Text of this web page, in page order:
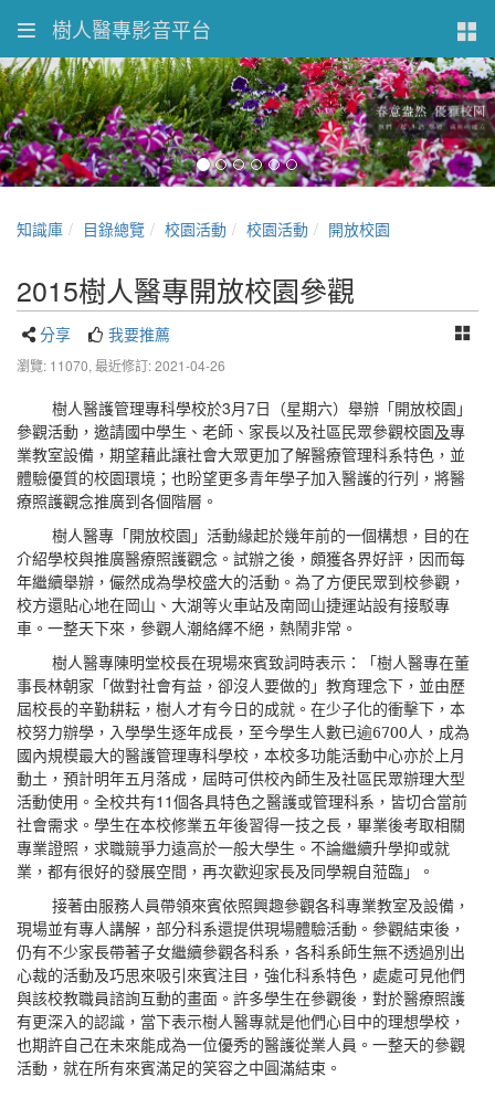
樹人醫專影音平台
知識庫 目錄總覽 校園活動 校園活動 開放校園
2015樹人醫專開放校園參觀
分享 我要推薦
瀏覽: 11070, 最近修訂: 2021-04-26
樹人醫護管理專科學校於3月7日（星期六）舉辦「開放校園」
參觀活動，邀請國中學生、老師、家長以及社區民眾參觀校園及專
業教室設備，期望藉此讓社會大眾更加了解醫療管理科系特色 ，並
體驗優質的校園環境 ；也盼望更多青年學子加入醫護的行列，將醫
療照護觀念推廣到各個階層。
樹人醫專「開放校園」活動緣起於幾年前的一個構想，目的在
介紹學校與推廣醫療照護觀念。試辦之後，頗獲各界好評，因而每
年繼續舉辦，儼然成為學校盛大的活動。為了方便民眾到校參觀，
校方還貼心地在岡山、大湖等火車站及南岡山捷運站設有接駁專
車。一整天下來，參觀人潮絡繹不絕，熱鬧非常。
樹人醫專陳明堂校長在現場來賓致詞時表示：「樹人醫專在董
事長林朝家 「做對社會有益 ， 卻沒人要做的 」 教育理念下 ，並由歷
屆校長的辛勤耕耘，樹人才有今日的成就。在少子化的衝擊下， 本
校努力辦學 ，入學學生逐年成長，至今學生人數已逾6700人，成為
國內規模最大的醫護管理專科學校 ，本校多功能活動中心亦於上月
動土，預計明年五月落成，屆時可供校內師生及社區民眾辦理大型
活動使用 。全校共有11個各具特色之醫護或管理科系 ， 皆切合當前
社會需求。學生在本校修業五年後習得一技之長，畢業後考取相關
專業證照，求職競爭力遠高於一般大學生。不論繼續升學抑或就
業，都有很好的發展空間，再次歡迎家長及同學親自蒞臨」
。
接著由服務人員帶領來賓依照興趣參觀各科專業教室及設備，
現場並有專人講解，部分科系還提供現場體驗活動。參觀結束後，
仍有不少家長帶著子女繼續參觀各科系，各科系師生無不透過別出
心裁的活動及巧思來吸引來賓注目 ，強化科系特色，處處可見他們
與該校教職員諮詢互動的畫面。許多學生在參觀後，對於醫療照護
有更深入的認識，當下表示樹人醫專就是他們心目中的理想學校，
也期許自己在未來能成為一位優秀的醫護從業人員。一整天的參觀
活動，就在所有來賓滿足的笑容之中圓滿結束。